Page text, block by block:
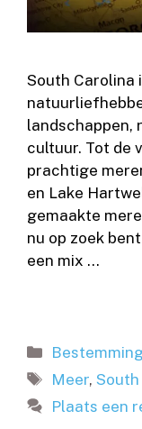
South Carolina
landschappen,
cultuur. Tot de
prachtige
en Lake
gemaakte
nu op zoek
een mix …
Categorieën
Tags
Meer,
Plaats een